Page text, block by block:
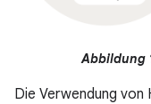
Abbildung
Die Verwendung